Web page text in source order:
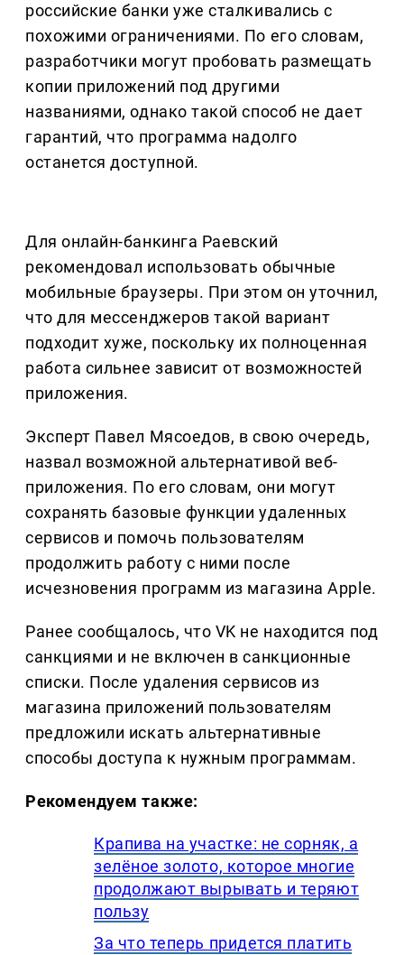
российские банки уже сталкивались с
похожими ограничениями. По его словам,
разработчики могут пробовать размещать
копии приложений под другими
названиями, однако такой способ не дает
гарантий, что программа надолго
останется доступной.
Для онлайн-банкинга Раевский
рекомендовал использовать обычные
мобильные браузеры. При этом он уточнил,
что для мессенджеров такой вариант
подходит хуже, поскольку их полноценная
работа сильнее зависит от возможностей
приложения.
Эксперт Павел Мясоедов, в свою очередь,
назвал возможной альтернативой веб-
приложения. По его словам, они могут
сохранять базовые функции удаленных
сервисов и помочь пользователям
продолжить работу с ними после
исчезновения программ из магазина Apple.
Ранее сообщалось, что VK не находится под
санкциями и не включен в санкционные
списки. После удаления сервисов из
магазина приложений пользователям
предложили искать альтернативные
способы доступа к нужным программам.
Рекомендуем также:
Крапива на участке: не сорняк, а
зелёное золото, которое многие
продолжают вырывать и теряют
пользу
За что теперь придется платить